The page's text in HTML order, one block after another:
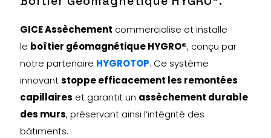
GICE Assèchement commercialise et installe
le boîtier géomagnétique HYGRO®, conçu par
notre partenaire HYGROTOP. Ce système
innovantstoppe efficacement les remontées
capillaires et garantit un assèchement durable
des murs, préservant ainsi l’intégrité des
bâtiments.